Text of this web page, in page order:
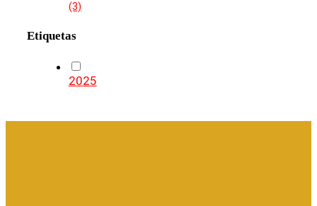
(3)
Etiquetas
2025